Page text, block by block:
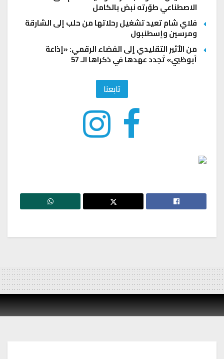
الاصطناعي طوّرته نبض بالكامل
فلاي شام تعيد تشغيل رحلاتها من حلب إلى الشارقة
ومرسين وإسطنبول
من الأثير التقليدي إلى الفضاء الرقمي: «إذاعة
أبوظبي» تُجدد عهدها في ذكراها الـ 57
تابعنا